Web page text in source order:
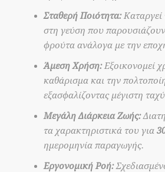
Σταθερή Ποιότητα:Καταργεί
στη γεύση που
φρούτα ανάλογα με την
Άμεση Χρήση:Εξοικονομεί
καθάρισμα και την
εξασφαλίζοντας μέγιστη
Μεγάλη Διάρκεια Ζωής:
τα χαρακτηριστικά του για
ημερομηνία παραγωγής.
Εργονομική Ροή: